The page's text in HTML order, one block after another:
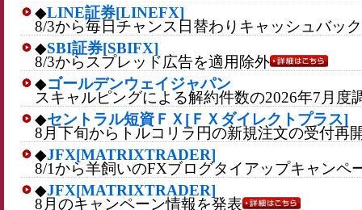
◆LINE証券[LINEFX]
8/3から毎日チャンス日替わりキャッシュバッ
◆SBI証券[SBIFX]
8/3からスプレッド広告を適用除外
◆ゴールデンウェイジャパン
スキャルピングによる解約件数の2026年7月度
◆セントラル短資ＦＸ[ＦＸダイレクトプラス]
8月下旬からトルコリラ円の新規注文の受付再
◆JFX[MATRIXTRADER]
8/1から羊飼いのFXブログタイアップキャンペ
◆JFX[MATRIXTRADER]
8月のキャンペーン情報を発表